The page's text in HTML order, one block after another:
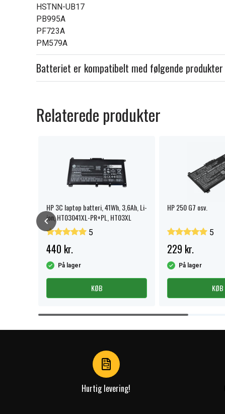
HSTNN-UB17
PB995A
PF723A
PM579A
Batteriet er kompatibelt med følgende produkter
Relaterede produkter
HP 3C laptop batteri, 41Wh, 3,6Ah, Li-
ion, HT03041XL-PR+PL, HT03XL
5
440 kr.
På lager
KØB
HP 250 G7 osv.
5
229 kr.
På lager
KØB
Item
Hurtig levering!